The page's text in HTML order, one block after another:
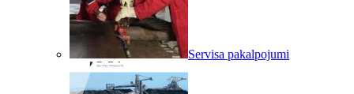
Servisa pakalpojumi